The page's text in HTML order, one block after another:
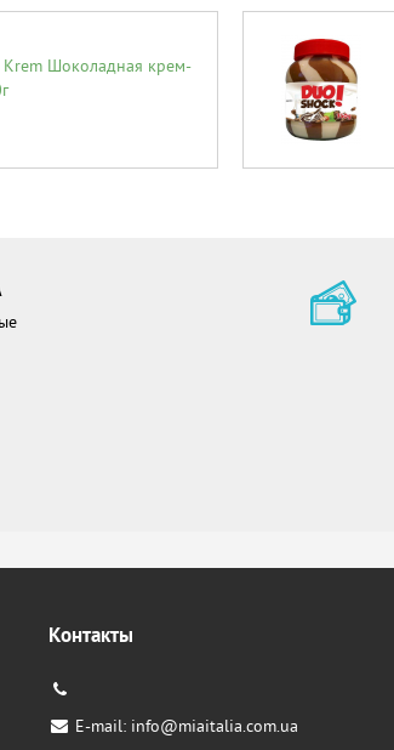
Шоколадная крем-
Контакты
E-mail: info@miaitalia.com.ua